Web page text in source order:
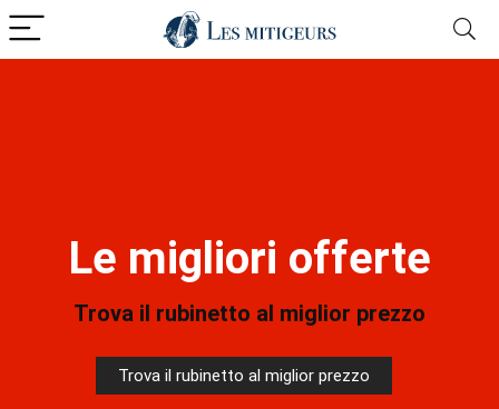
Le migliori offerte
Trova il rubinetto al miglior prezzo
Trova il rubinetto al miglior prezzo